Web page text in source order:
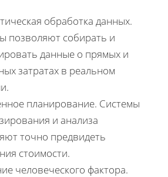
обработка данных.
позволяют собирать и
данные о прямых и
затратах в реальном
планирование. Системы
и анализа
точно предвидеть
стоимости.
человеческого фактора.